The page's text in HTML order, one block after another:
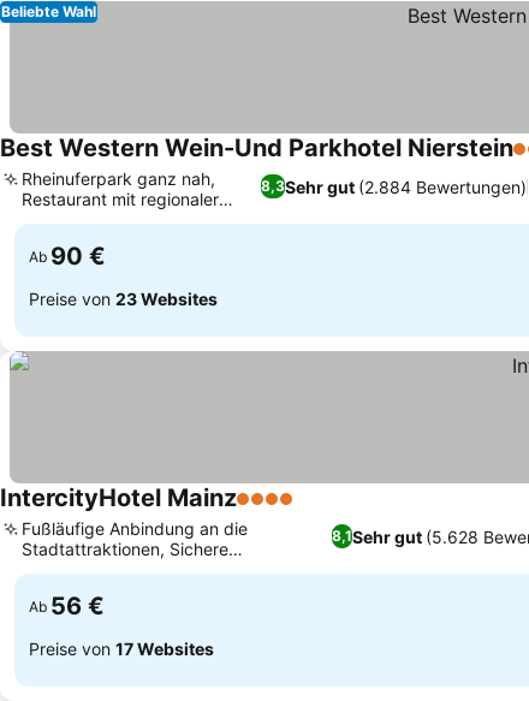
Beliebte Wahl
Best Western Wein-Und Parkhotel Nierstein4
8,3Sehr gut (2.884 Bewertungen)
Rheinuferpark ganz nah,
Restaurant mit regionaler
Küche
Ab 90 €
Preise von 23 Websites
IntercityHotel Mainz4 Sterne
8,1Sehr gut (5.628
Fußläufige Anbindung an die
Stadtattraktionen, Sichere
Parkmöglichkeiten vor Ort
Ab 56 €
Preise von 17 Websites